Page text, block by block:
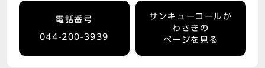
電話番号
044-200-3939
サンキューコールか
わさきの
ページを見る